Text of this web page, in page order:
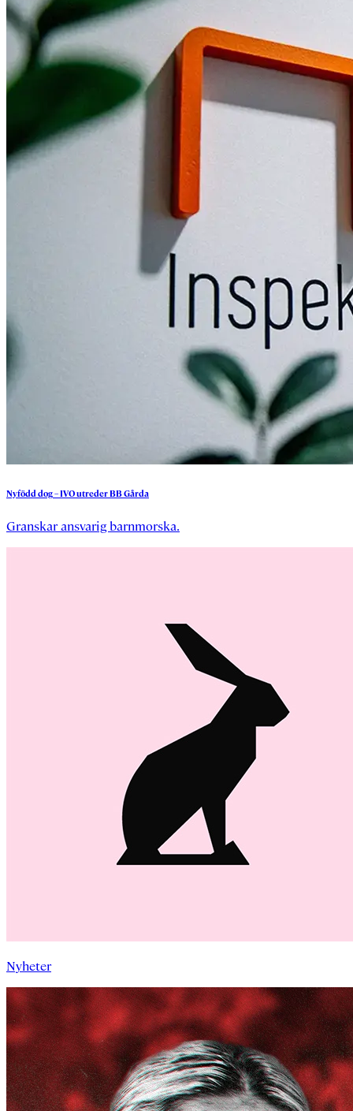
Nyfödd dog–IVOutrederBBGårda
Granskar ansvarig barnmorska.
Nyheter